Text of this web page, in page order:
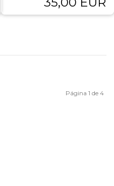
Página 1 de 4